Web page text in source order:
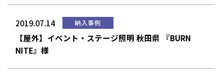
2019.07.14 納入事例
【屋外】イベント・ステージ照明 秋田県 『BURN
NITE』様